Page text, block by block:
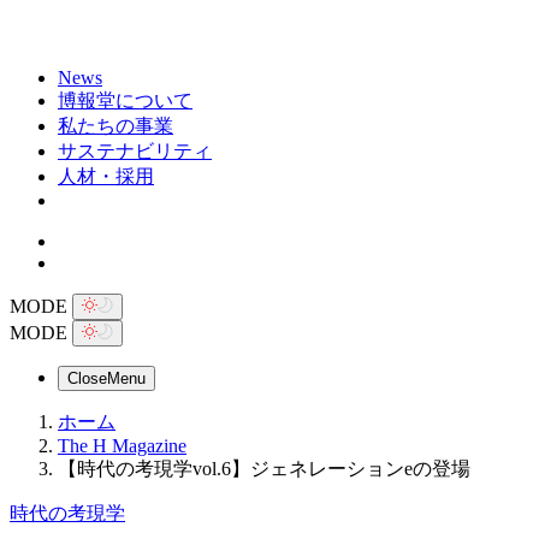
News
博報堂について
私たちの事業
サステナビリティ
人材・採用
MODE
MODE
CloseMenu
ホーム
The H Magazine
【時代の考現学vol.6】ジェネレーションeの登場
時代の考現学